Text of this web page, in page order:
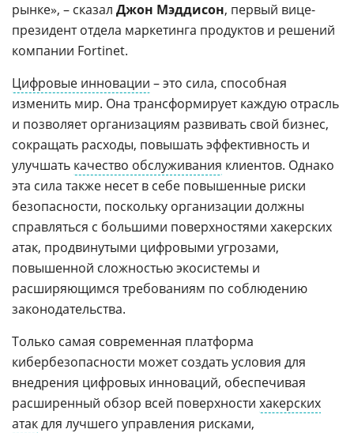
рынке», – сказал Джон Мэддисон, первый вице-
президент отдела маркетинга продуктов и решений
компании Fortinet.
Цифровые инновации – это сила, способная
изменить мир. Она трансформирует каждую отрасль
и позволяет организациям развивать свой бизнес,
сокращать расходы, повышать эффективность и
улучшать качество обслуживания клиентов. Однако
эта сила также несет в себе повышенные риски
безопасности, поскольку организации должны
справляться с большими поверхностями хакерских
атак, продвинутыми цифровыми угрозами,
повышенной сложностью экосистемы и
расширяющимся требованиям по соблюдению
законодательства.
Только самая современная платформа
кибербезопасности может создать условия для
внедрения цифровых инноваций, обеспечивая
расширенный обзор всей поверхности хакерских
атакдля лучшего управления рисками,